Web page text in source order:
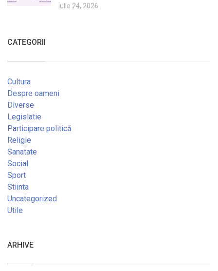
iulie 24, 2026
CATEGORII
Cultura
Despre oameni
Diverse
Legislatie
Participare politică
Religie
Sanatate
Social
Sport
Stiinta
Uncategorized
Utile
ARHIVE